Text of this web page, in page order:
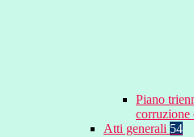
Piano
corruzione
Atti generali 54